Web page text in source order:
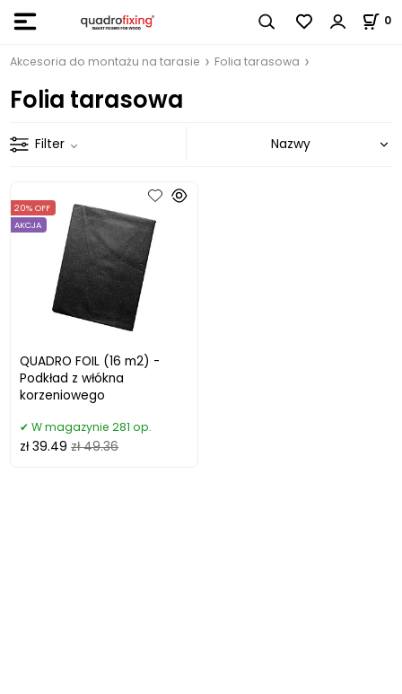
0
Akcesoria do montażu na tarasie Folia tarasowa
Folia tarasowa
Filter
QUADRO FOIL (16 m2) -
Podkład z włókna
korzeniowego
20% OFF
AKCJA
W magazynie 281 op.
zł 39.49 zł 49.36